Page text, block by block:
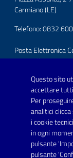
Questo sito
accettare
Per
analitici
i cookie
in ogni
pulsante
pulsante
Carmiano (LE)
Telefono: 0832
Posta Elettronica
URP - Ufficio
SEGUICI SU
Youtube